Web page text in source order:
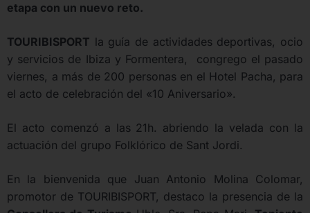
etapa con un nuevo reto.
TOURIBISPORT la guía de actividades deportivas, ocio
y servicios de Ibiza y Formentera, congrego el pasado
viernes, a más de 200 personas en el Hotel Pacha, para
el acto de celebración del «10 Aniversario».
El acto comenzó a las 21h. abriendo la velada con la
actuación del grupo Folklórico de Sant Jordi.
En la bienvenida que Juan Antonio Molina Colomar,
promotor de TOURIBISPORT, destaco la presencia de la